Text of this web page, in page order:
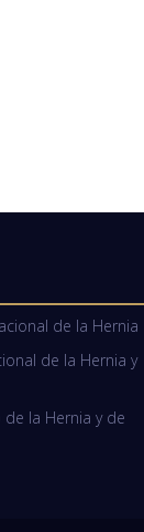
de la Hernia
de la Hernia y
de la Hernia y de